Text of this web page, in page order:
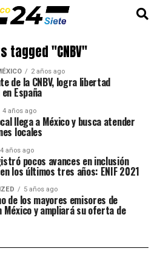
tagged "CNBV"
2 años ago
de la CNBV, logra libertad
España
4 años ago
llega a México y busca atender
locales
4 años ago
pocos avances en inclusión
los últimos tres años: ENIF 2021
5 años ago
de los mayores emisores de
y ampliará su oferta de